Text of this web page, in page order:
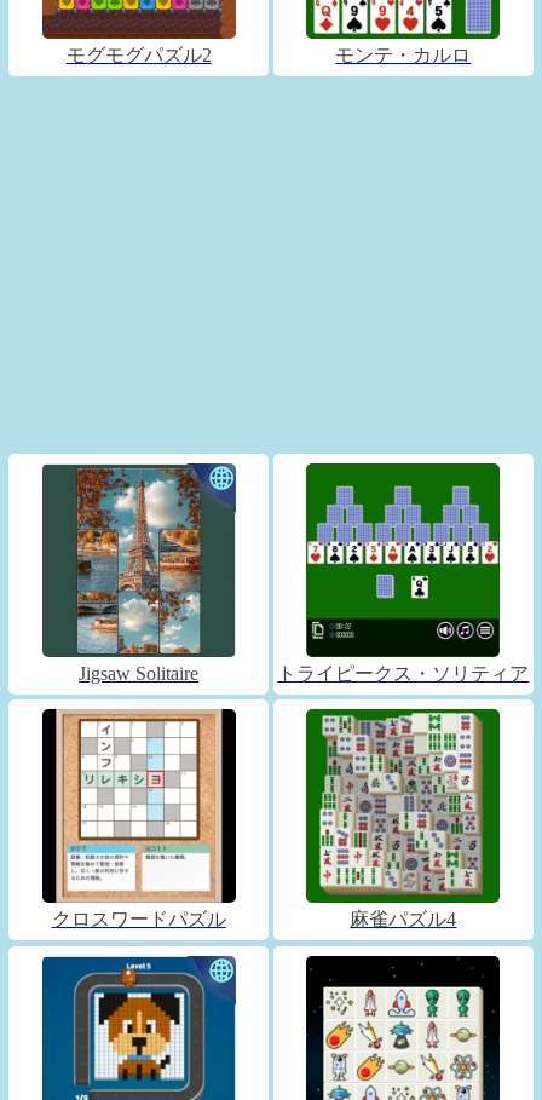
モグモグパズル2 モンテ・カルロ
Jigsaw Solitaire トライピークス・ソリティア
クロスワードパズル 麻雀パズル4